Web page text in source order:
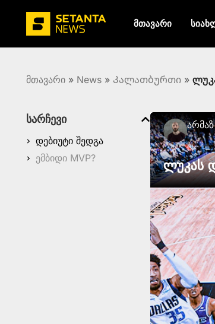
მთავარი
მთავარი » News » Კალათბურთი »
სარჩევი
დებიუტი შედგა
ემბიდი MVP?
ლუკას